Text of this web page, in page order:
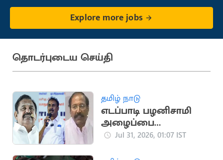
Explore more jobs
தொடர்புடைய செய்தி
தமிழ் நாடு
எடப்பாடி பழனிசாமி
அழைப்பை
வேலுமணி, தங்கமணி
Jul 31, 2026, 01:07 IST